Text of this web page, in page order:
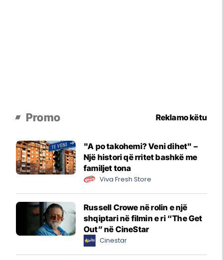
Promo Reklamo këtu
"A po takohemi? Veni dihet" –
Një histori që rritet bashkë me
familjet tona
Viva Fresh Store
Russell Crowe në rolin e një
shqiptari në filmin e ri “The Get
Out” në CineStar
Cinestar